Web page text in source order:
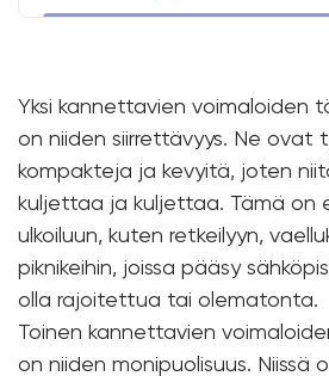
Yksi kannettavien voimaloiden
on niiden siirrettävyys. Ne ovat
kompakteja ja kevyitä, joten
kuljettaa ja kuljettaa. Tämä on
ulkoiluun, kuten retkeilyyn,
piknikeihin, joissa pääsy
olla rajoitettua tai olematonta.
Toinen kannettavien
on niiden monipuolisuus. Niissä